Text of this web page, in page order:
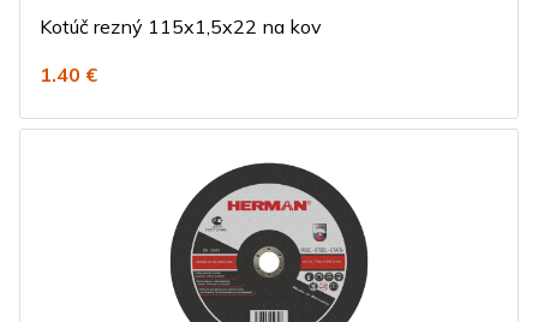
Kotúč rezný 115x1,5x22 na kov
1.40 €